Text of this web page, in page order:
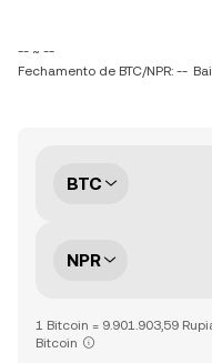
-- ~ --
Fechamento de BTC/NPR: --
BTC
NPR
1 Bitcoin = 9.901.903,59
Bitcoin